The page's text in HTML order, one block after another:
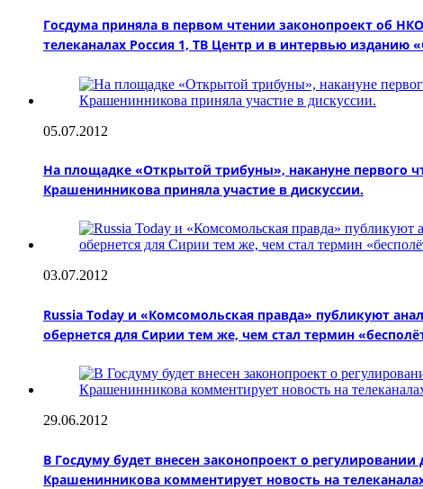
Госдума приняла в первом чтении законопроект об
телеканалах Россия 1, ТВ Центр и в интервью изданию
05.07.2012
На площадке «Открытой трибуны», накануне первого
Крашенинникова приняла участие в дискуссии.
03.07.2012
Russia Today и «Комсомольская правда» публикуют
обернется для Сирии тем же, чем стал термин
29.06.2012
В Госдуму будет внесен законопроект о
Крашенинникова комментирует новость на